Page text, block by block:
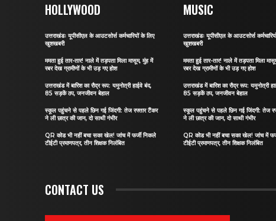
HOLLYWOOD
उत्तराखंडः यूपीसीएल के आउटसोर्स कर्मचारियों के लिए
खुशखबरी
ममता हुई तार-तार! नाले में तड़पता मिला मासूम, मुंह में
रबर देख ग्रामीणों के भी उड़ गए होश
उत्तराखंड में बारिश का रौद्र रूप: यमुनोत्री हाईवे बंद,
85 सड़कें ठप, जनजीवन बेहाल
स्कूल पहुंचने से पहले छिन गई जिंदगी: तेज रफ्तार टैंकर
ने ली छात्र की जान, दो साथी गंभीर
QR कोड भी नहीं बचा सका खेल! जांच में फर्जी निकले
टीईटी प्रमाणपत्र, तीन शिक्षक निलंबित
MUSIC
उत्तराखंडः यूपीसीएल के आउटसोर्स
खुशखबरी
ममता हुई तार-तार! नाले में तड़पता मिला
रबर देख ग्रामीणों के भी उड़ गए होश
उत्तराखंड में बारिश का रौद्र रूप: यमुनोत्री
85 सड़कें ठप, जनजीवन बेहाल
स्कूल पहुंचने से पहले छिन गई जिंदगी: तेज
ने ली छात्र की जान, दो साथी गंभीर
QR कोड भी नहीं बचा सका खेल! जांच में
टीईटी प्रमाणपत्र, तीन शिक्षक निलंबित
CONTACT US